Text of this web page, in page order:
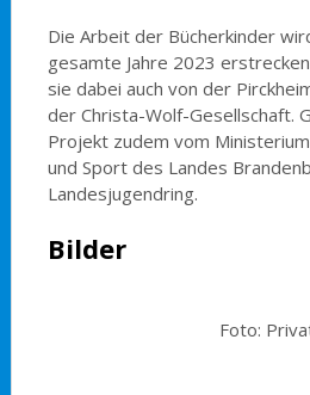
Die Arbeit der Bücherkinder
gesamte Jahre 2023
sie dabei auch von der
der Christa-Wolf-Gesellschaft.
Projekt zudem vom
und Sport des Landes
Landesjugendring.
Bilder
Foto: